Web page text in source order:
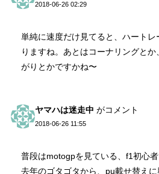
2018-06-26 02:29
単純に速度だけ見てると、ハート
りますね。あとはコーナリングと
がりとかですかね〜
ヤマハは迷走中 がコメント
2018-06-26 11:55
普段はmotogpを見ている、f1初心者
去年のゴタゴタから、pu載せ替え